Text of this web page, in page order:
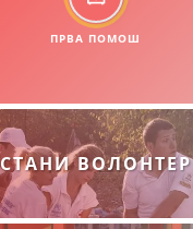
ПРВА ПОМОШ
ИНФОРМАЦИИ ЗА БОЛЕСТИ
МЕНАЏМЕНТ НА ВОЛОНТЕРИ
ПРВА ПОМОШ
СТАНИ ВОЛОНТЕР